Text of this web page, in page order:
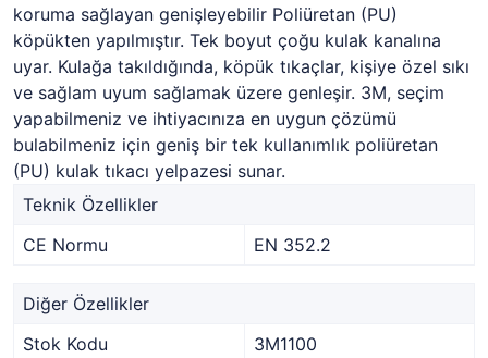
koruma sağlayan genişleyebilir Poliüretan (PU)
köpükten yapılmıştır. Tek boyut çoğu kulak kanalına
uyar. Kulağa takıldığında, köpük tıkaçlar, kişiye özel sıkı
ve sağlam uyum sağlamak üzere genleşir. 3M, seçim
yapabilmeniz ve ihtiyacınıza en uygun çözümü
bulabilmeniz için geniş bir tek kullanımlık poliüretan
(PU) kulak tıkacı yelpazesi sunar.
Teknik Özellikler
CE Normu
EN 352.2
Diğer Özellikler
Stok Kodu
3M1100